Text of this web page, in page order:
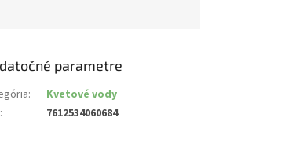
parametre
:
Kvetové vody
: 7612534060684